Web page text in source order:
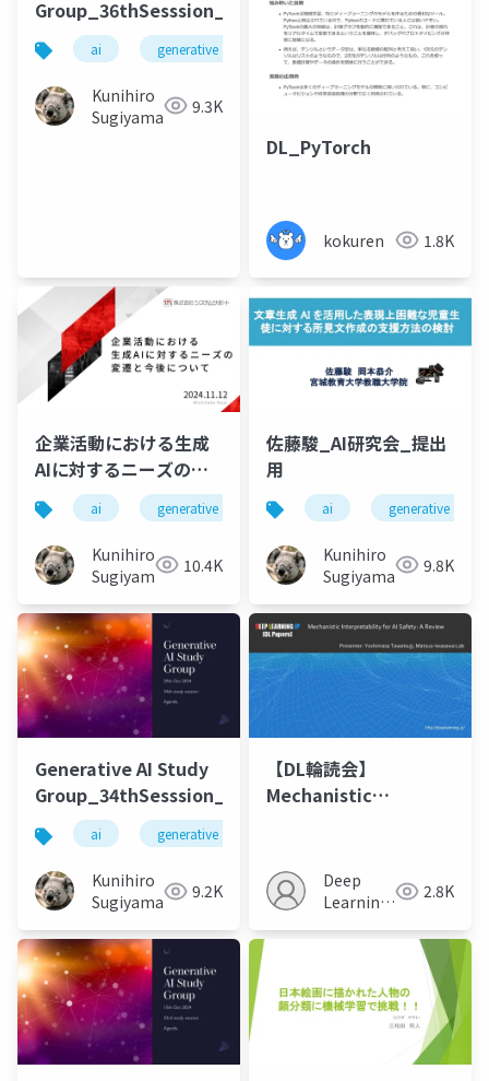
Group_36thSesssion_202411126
ai generative ai machine learning deep
Kunihiro
Sugiyama
9.3K
DL_PyTorch
kokuren 1.8K
企業活動における生成
AIに対するニーズの変
遷と今後について
ai generative ai machine learning deep
Kunihiro
Sugiyama
10.4K
佐藤駿_AI研究会_提出
用
ai generative ai
Kunihiro
Sugiyama
9.8K
Generative AI Study
Group_34thSesssion_20241029
ai generative ai
Kunihiro
Sugiyama
9.2K
【DL輪読会】
Mechanistic
Deep
Learning
2.8K